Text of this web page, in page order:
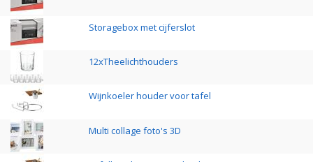
Storagebox met cijferslot
12xTheelichthouders
Wijnkoeler houder voor tafel
Multi collage foto's 3D